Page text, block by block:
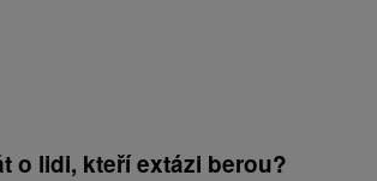
o lidi, kteří extázi berou?